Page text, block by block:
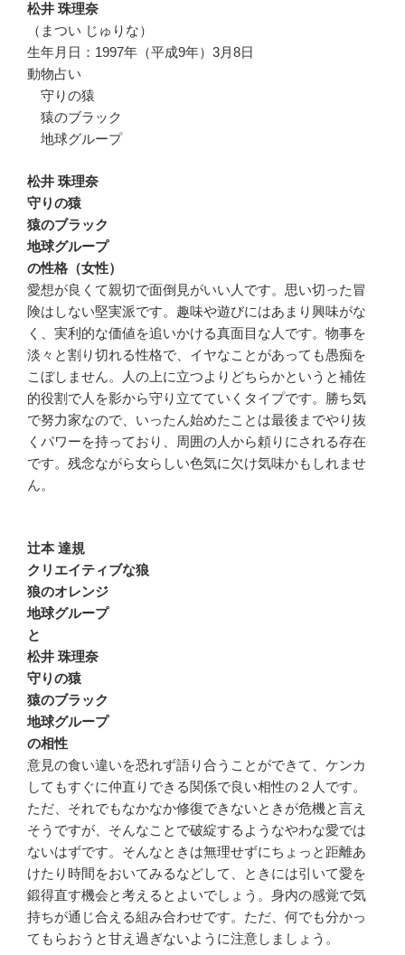
松井 珠理奈
（まつい じゅりな）
生年月日：1997年（平成9年）3月8日
動物占い
守りの猿
猿のブラック
地球グループ
松井 珠理奈
守りの猿
猿のブラック
地球グループ
の性格（女性）
愛想が良くて親切で面倒見がいい人です。思い切った冒
険はしない堅実派です。趣味や遊びにはあまり興味がな
く、実利的な価値を追いかける真面目な人です。物事を
淡々と割り切れる性格で、イヤなことがあっても愚痴を
こぼしません。人の上に立つよりどちらかというと補佐
的役割で人を影から守り立てていくタイプです。勝ち気
で努力家なので、いったん始めたことは最後までやり抜
くパワーを持っており、周囲の人から頼りにされる存在
です。残念ながら女らしい色気に欠け気味かもしれませ
ん。
辻本 達規
クリエイティブな狼
狼のオレンジ
地球グループ
と
松井 珠理奈
守りの猿
猿のブラック
地球グループ
の相性
意見の食い違いを恐れず語り合うことができて、ケンカ
してもすぐに仲直りできる関係で良い相性の２人です。
ただ、それでもなかなか修復できないときが危機と言え
そうですが、そんなことで破綻するようなやわな愛では
ないはずです。そんなときは無理せずにちょっと距離あ
けたり時間をおいてみるなどして、ときには引いて愛を
鍛得直す機会と考えるとよいでしょう。身内の感覚で気
持ちが通じ合える組み合わせです。ただ、何でも分かっ
てもらおうと甘え過ぎないように注意しましょう。